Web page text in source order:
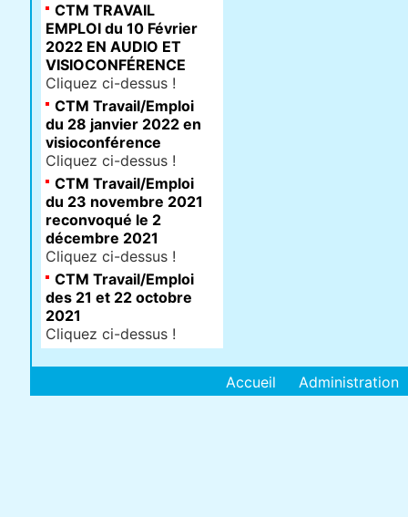
CTM TRAVAIL
EMPLOI du 10 Février
2022 EN AUDIO ET
VISIOCONFÉRENCE
Cliquez ci-dessus !
CTM Travail/Emploi
du 28 janvier 2022 en
visioconférence
Cliquez ci-dessus !
CTM Travail/Emploi
du 23 novembre 2021
reconvoqué le 2
décembre 2021
Cliquez ci-dessus !
CTM Travail/Emploi
des 21 et 22 octobre
2021
Cliquez ci-dessus !
Accueil Administration